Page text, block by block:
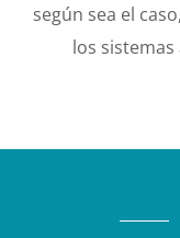
según sea el
los sistemas